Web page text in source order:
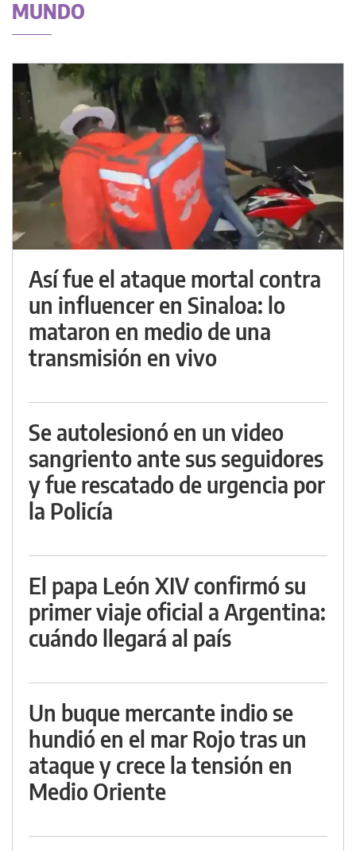
MUNDO
Así fue el ataque mortal contra
un influencer en Sinaloa: lo
mataron en medio de una
transmisión en vivo
Se autolesionó en un video
sangriento ante sus seguidores
y fue rescatado de urgencia por
la Policía
El papa León XIV confirmó su
primer viaje oficial a Argentina:
cuándo llegará al país
Un buque mercante indio se
hundió en el mar Rojo tras un
ataque y crece la tensión en
Medio Oriente